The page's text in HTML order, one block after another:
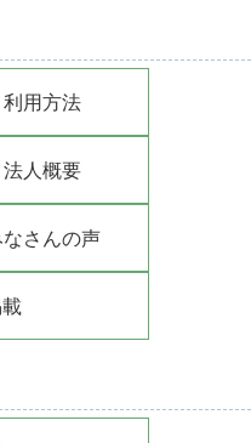
利用方法
法人概要
さんの声